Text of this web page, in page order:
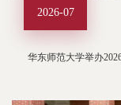
2026-07
华东师范大学举办